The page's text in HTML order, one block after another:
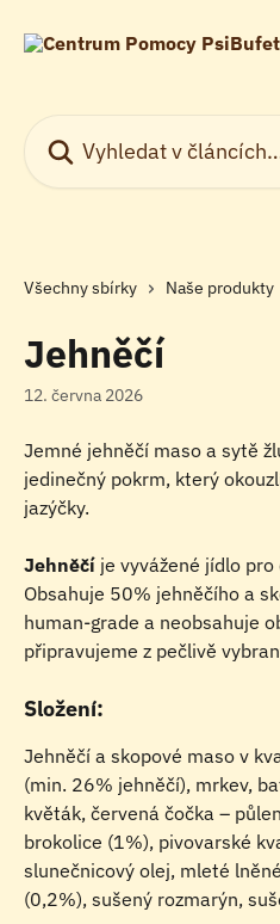
Všechny sbírky Naše produkty
Jehněčí
12. června 2026
Jemné jehněčí maso a sytě
jedinečný pokrm, který
jazýčky.
Jehněčí je vyvážené jídlo
Obsahuje 50% jehněčího a
human-grade a neobsahuje
připravujeme z pečlivě
Složení:
Jehněčí a skopové maso v
(min. 26% jehněčí), mrkev,
květák, červená čočka –
brokolice (1%), pivovarské
slunečnicový olej, mleté
(0,2%), sušený rozmarýn,